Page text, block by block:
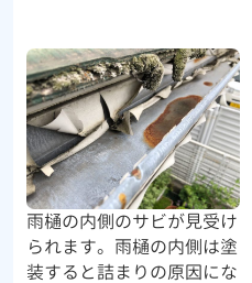
雨樋の内側のサビが見受け
られます。雨樋の内側は塗
装すると詰まりの原因にな